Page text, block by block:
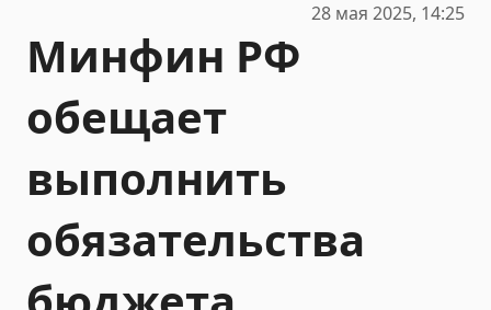
28 мая 2025, 14:25
Минфин РФ
обещает
выполнить
обязательства